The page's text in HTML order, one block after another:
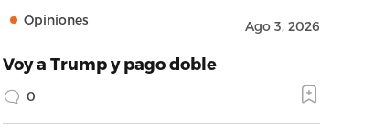
Opiniones Ago 3, 2026
Voy a Trump y pago doble
0